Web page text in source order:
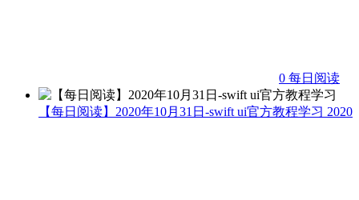
0 每日阅读
【每日阅读】2020年10月31日-swift ui官方教程学习 2020